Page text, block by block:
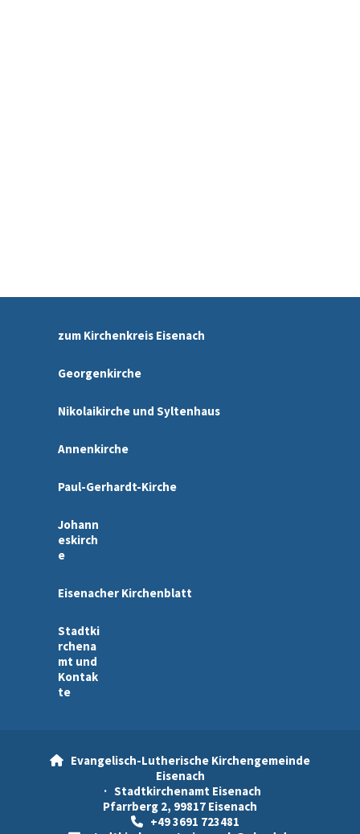
zum Kirchenkreis Eisenach
Georgenkirche
Nikolaikirche und Syltenhaus
Annenkirche
Paul-Gerhardt-Kirche
Johann
eskirch
e
Eisenacher Kirchenblatt
Stadtki
rchena
mt und
Kontak
te

Evangelisch-Lutherische Kirchengemeinde
Eisenach
· Stadtkirchenamt Eisenach
Pfarrberg 2, 99817 Eisenach
+49 3691 723481